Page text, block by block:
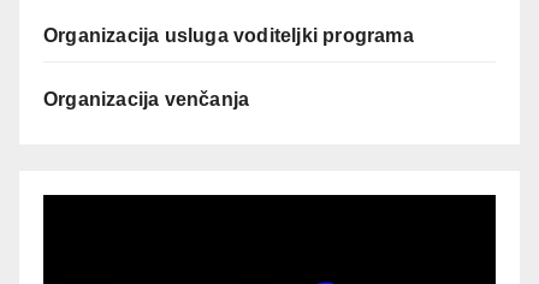
Organizacija usluga voditeljki programa
Organizacija venčanja